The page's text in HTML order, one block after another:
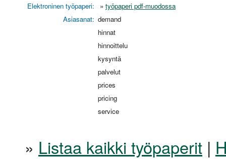
Elektroninen työpaperi:
» työpaperi pdf-muodossa
Asiasanat: demand
hinnat
hinnoittelu
kysyntä
palvelut
prices
pricing
service
» Listaa kaikki työpaperit |